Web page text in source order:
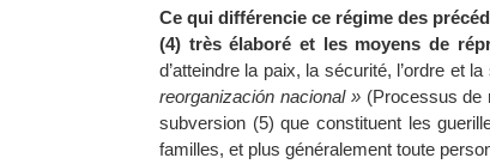
Ce qui différencie ce régime des
(4) très élaboré et les moyens de
d’atteindre la paix, la sécurité, l’ordre et
reorganización nacional »(Processus de
subversion (5) que constituent les
familles, et plus généralement toute